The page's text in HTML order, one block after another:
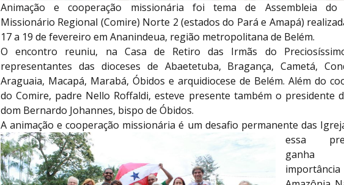
Animação e cooperação missionária foi tema de Assembleia do
Missionário Regional (Comire) Norte 2 (estados do Pará e Amapá)
17 a 19 de fevereiro em Ananindeua, região metropolitana de Belém.
O encontro reuniu, na Casa de Retiro das Irmãs do
representantes das dioceses de Abaetetuba, Bragança, Cametá,
Araguaia, Macapá, Marabá, Óbidos e arquidiocese de Belém. Além do
do Comire, padre Nello Roffaldi, esteve presente também o presidente
dom Bernardo Johannes, bispo de Óbidos.
A animação e cooperação missionária é um desafio permanente das
essa
ganha